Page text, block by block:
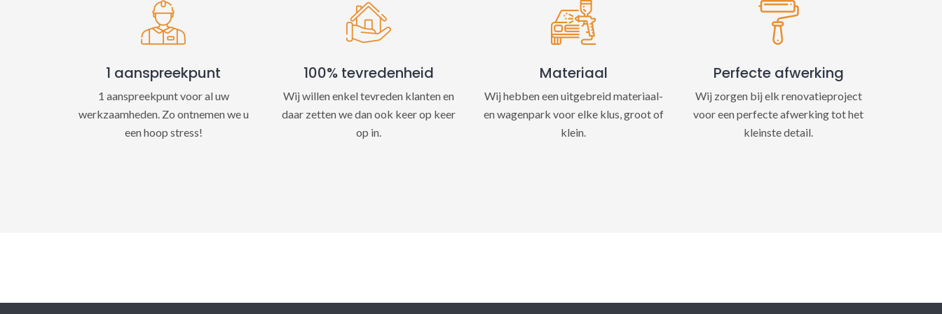
1 aanspreekpunt
1 aanspreekpunt voor al uw
werkzaamheden. Zo ontnemen we u
een hoop stress!
100% tevredenheid
Wij willen enkel tevreden klanten en
daar zetten we dan ook keer op keer
op in.
Materiaal
Wij hebben een uitgebreid materiaal-
en wagenpark voor elke klus, groot of
klein.
Perfecte afwerking
Wij zorgen bij elk renovatieproject
voor een perfecte afwerking tot het
kleinste detail.